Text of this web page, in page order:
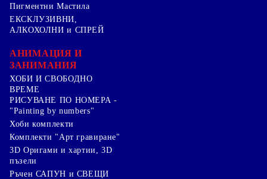
Пигментни Мастила
ЕКСКЛУЗИВНИ,
АЛКОХОЛНИ и СПРЕЙ
АНИМАЦИЯ И
ЗАНИМАНИЯ
ХОБИ И СВОБОДНО
ВРЕМЕ
РИСУВАНЕ ПО НОМЕРА -
"Painting by numbers"
Хоби комплекти
Комплекти "Арт гравиране"
3D Оригами и хартии, 3D
пъзели
Ръчен САПУН и СВЕЩИ